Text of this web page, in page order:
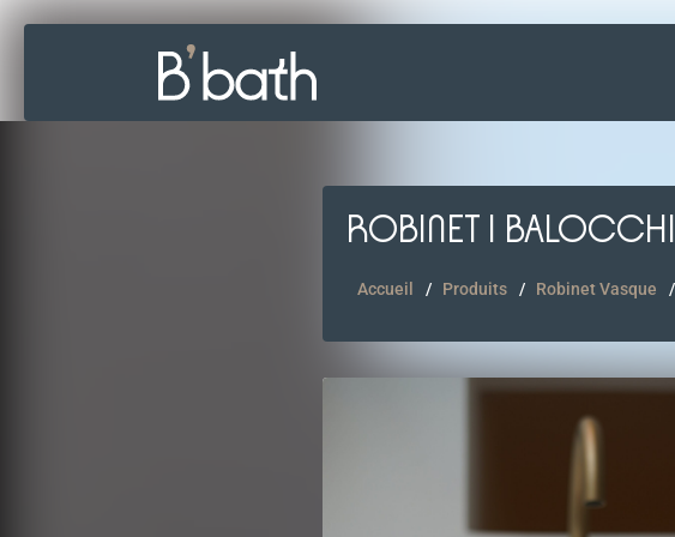
ROBINET I BALOCCHI
Accueil Produits Robinet Vasque